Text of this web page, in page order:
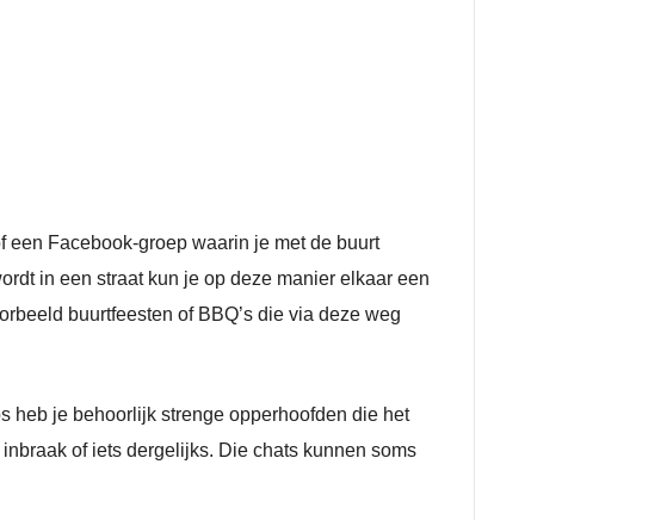
Facebook-groep waarin je met de buurt
in een straat kun je op deze manier elkaar een
buurtfeesten of BBQ’s die via deze weg
heb je behoorlijk strenge opperhoofden die het
of iets dergelijks. Die chats kunnen soms